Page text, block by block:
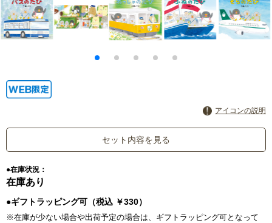
アイコンの説明
セット内容を見る
●在庫状況：
在庫あり
●ギフトラッピング可（税込 ￥330）
※在庫が少ない場合や出荷予定の場合は、ギフトラッピング可となって